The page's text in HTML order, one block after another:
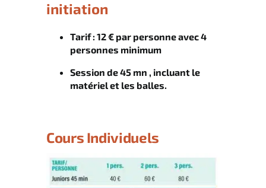
initiation
Tarif : 12 € par personne avec 4
personnes minimum
Session de 45 mn , incluant le
matériel et les balles.
Cours Individuels